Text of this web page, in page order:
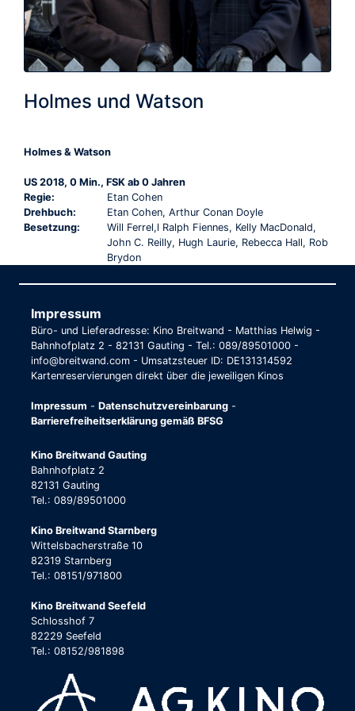
Holmes und Watson
Holmes & Watson
US 2018, 0 Min., FSK ab 0 Jahren
Regie:
Etan Cohen
Drehbuch:
Etan Cohen, Arthur Conan Doyle
Besetzung:
Will Ferrel,l Ralph Fiennes, Kelly MacDonald,
John C. Reilly, Hugh Laurie, Rebecca Hall, Rob
Brydon
Impressum
Büro- und Lieferadresse: Kino Breitwand - Matthias Helwig -
Bahnhofplatz 2 - 82131 Gauting - Tel.: 089/89501000 -
info@breitwand.com - Umsatzsteuer ID: DE131314592
Kartenreservierungen direkt über die jeweiligen Kinos
Impressum - Datenschutzvereinbarung -
Barrierefreiheitserklärung gemäß BFSG
Kino Breitwand Gauting
Bahnhofplatz 2
82131 Gauting
Tel.: 089/89501000
Kino Breitwand Starnberg
Wittelsbacherstraße 10
82319 Starnberg
Tel.: 08151/971800
Kino Breitwand Seefeld
Schlosshof 7
82229 Seefeld
Tel.: 08152/981898